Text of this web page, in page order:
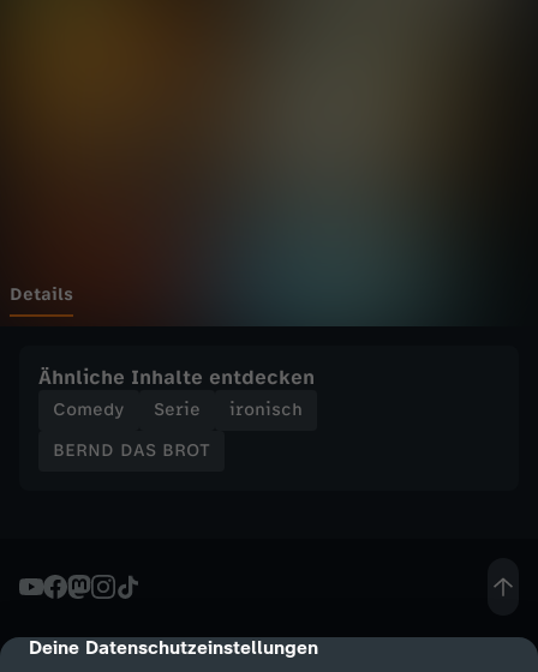
cmp-dialog-description
Deine Datenschutzeinstellungen
-
D
i
o
t
Details
Ähnliche Inhalte entdecken
Comedy Serie
ironisch
BERND DAS BROT